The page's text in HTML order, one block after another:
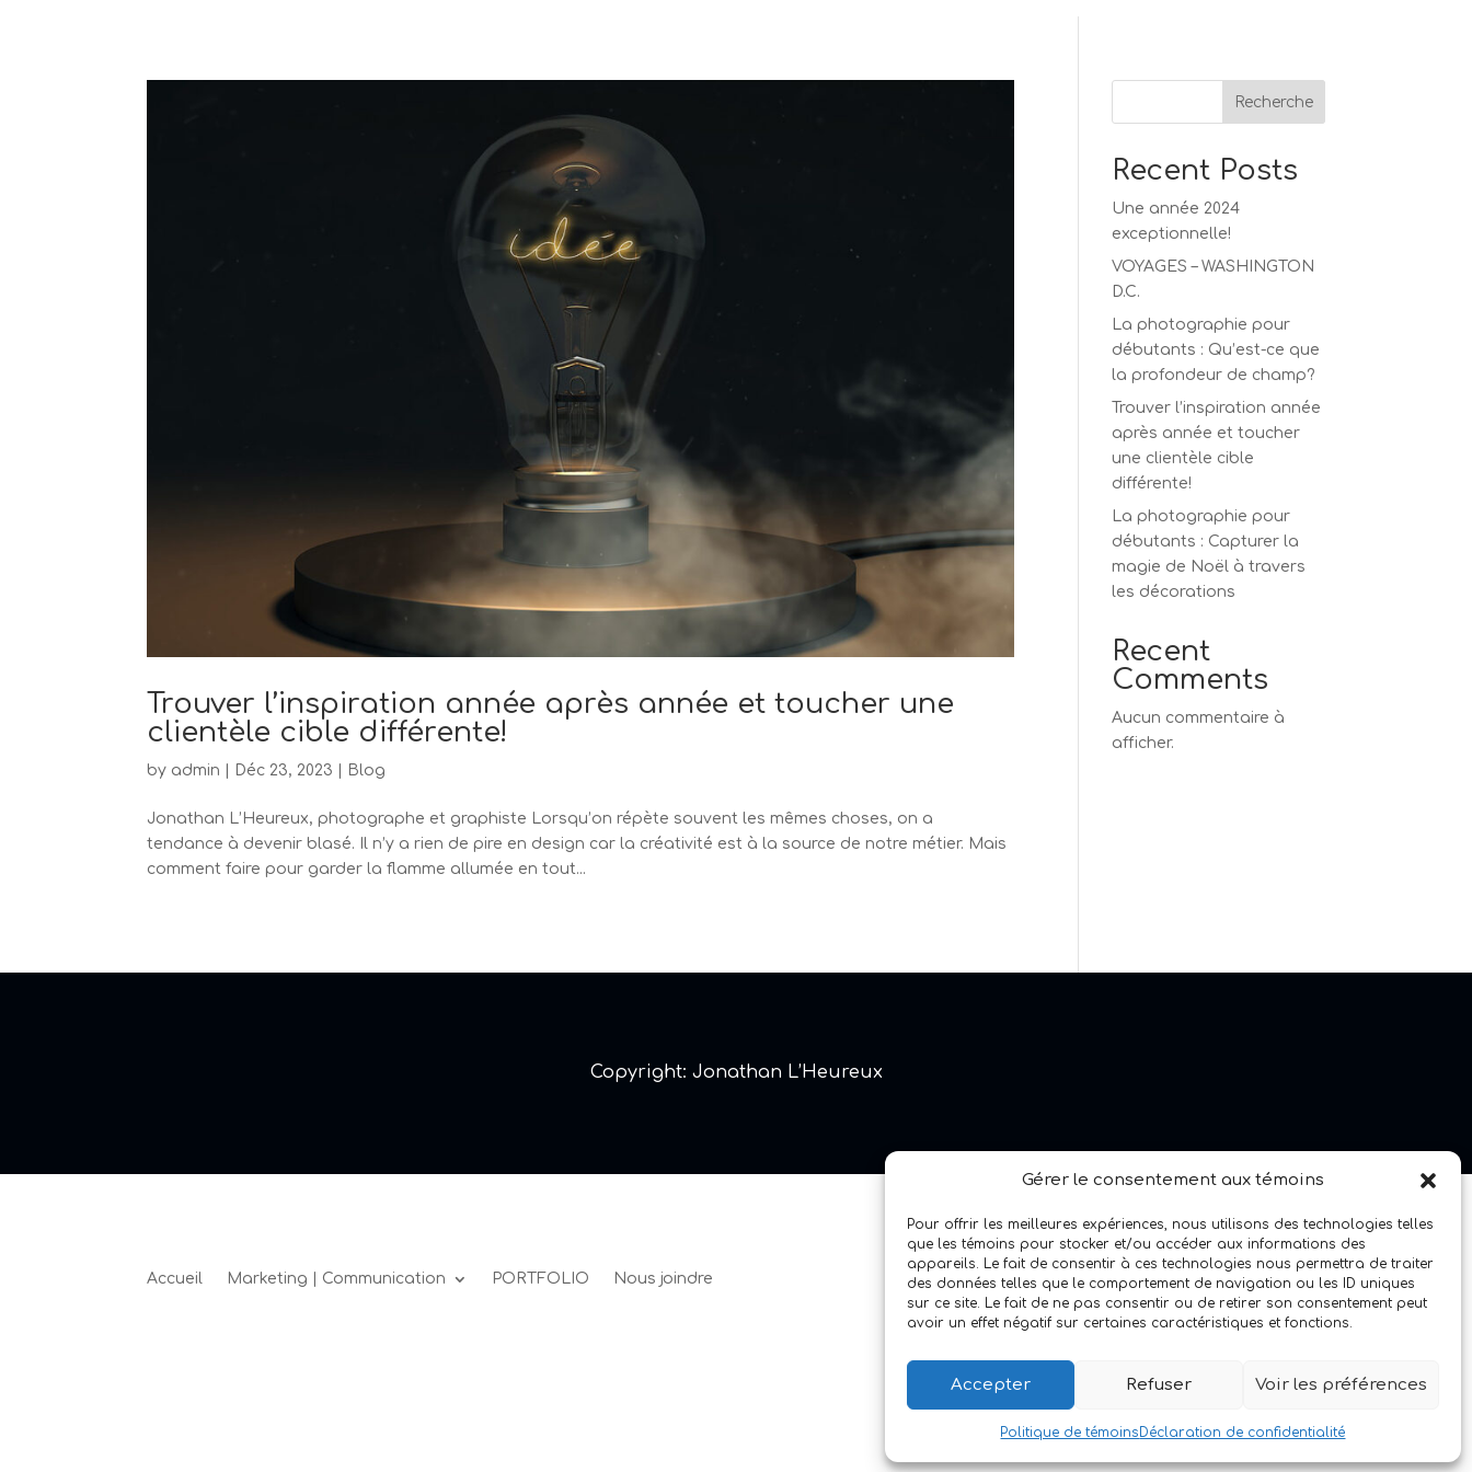
Gérer le consentement aux témoins
Pour offrir les meilleures expériences, nous utilisons des technologies telles
que les témoins pour stocker et/ou accéder aux informations des
appareils. Le fait de consentir à ces technologies nous permettra de traiter
des données telles que le comportement de navigation ou les ID uniques
sur ce site. Le fait de ne pas consentir ou de retirer son consentement peut
avoir un effet négatif sur certaines caractéristiques et fonctions.
Accepter Refuser Voir les préférences
Politique de témoins Déclaration de confidentialité
Trouver l’inspiration année après année et toucher une
clientèle cible différente!
by admin Déc 23, 2023 Blog
Jonathan L’Heureux, photographe et graphiste Lorsqu’on répète souvent les mêmes choses, on a
tendance à devenir blasé. Il n’y a rien de pire en design car la créativité est à la source de notre métier. Mais
comment faire pour garder la flamme allumée en tout...
Recherche
Recent Posts
Une année 2024
exceptionnelle!
VOYAGES – WASHINGTON
D.C.
La photographie pour
débutants : Qu’est-ce que
la profondeur de champ?
Trouver l’inspiration année
après année et toucher
une clientèle cible
différente!
La photographie pour
débutants : Capturer la
magie de Noël à travers
les décorations
Recent
Comments
Aucun commentaire à
afficher.
Copyright: Jonathan L’Heureux
Accueil Marketing | Communication PORTFOLIO Nous joindre